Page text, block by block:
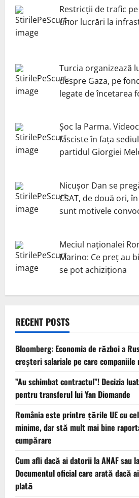
Restricții de trafic
unor lucrări la
Turcia organizează
despre Gaza, pe
legate de încetarea
Șoc la Parma.
fasciste în fața
partidul Giorgiei
Nicuşor Dan se
CSAT, de două ori,
sunt motivele
Meciul naționalei
Marino: Ce preț au
se pot achiziționa
RECENT POSTS
Bloomberg: Economia de război a
creşteri salariale pe care
”Au schimbat contractul”! Decizia
pentru transferul lui Yan Diomande
România este printre țările UE cu
minime, dar stă mult mai bine
cumpărare
Cum afli dacă ai datorii la ANAF sau
Documentul oficial care arată dacă
plată